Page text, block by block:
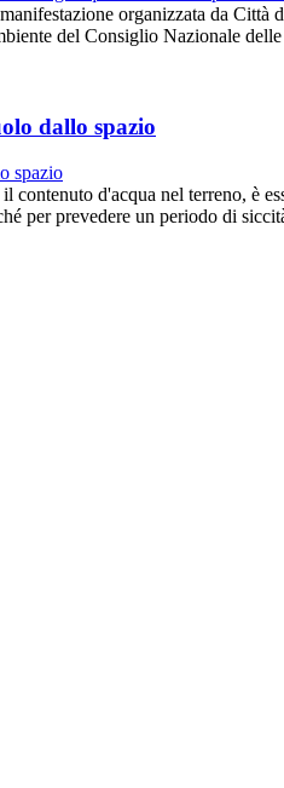
organizzata da
del Consiglio Nazionale
dallo spazio
d'acqua nel terreno, è
per prevedere un periodo di